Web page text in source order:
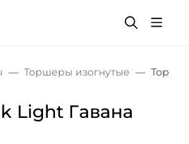
Торшеры изогнутые
Light Гавана